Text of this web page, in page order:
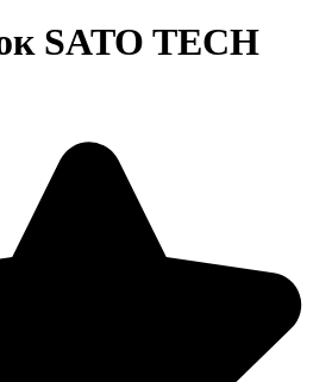
SATO TECH